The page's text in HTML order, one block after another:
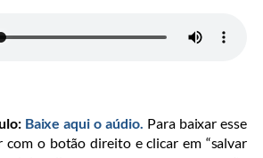
Baixe aqui o aúdio. Para baixar esse
com o botão direito e clicar em “salvar